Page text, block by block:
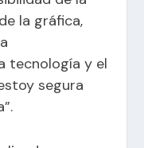
la gráfica,
tecnología y el
segura